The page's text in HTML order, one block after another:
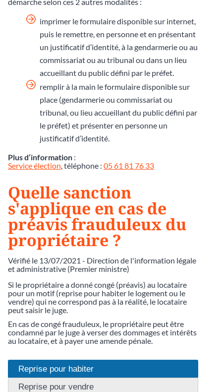
imprimer le formulaire disponible sur internet,
puis le remettre, en personne et en présentant
un justificatif d’identité, à la gendarmerie ou au
commissariat ou au tribunal ou dans un lieu
accueillant du public défini par le préfet.
remplir à la main le formulaire disponible sur
place (gendarmerie ou commissariat ou
tribunal, ou lieu accueillant du public défini par
le préfet) et présenter en personne un
justificatif d’identité.
Plus d’information :
Service élection , téléphone : 05 61 81 76 33
Quelle sanction
s'applique en cas de
préavis frauduleux du
propriétaire ?
Vérifié le 13/07/2021 - Direction de l'information légale
et administrative (Premier ministre)
Si le propriétaire a donné congé (préavis) au locataire
pour un motif (reprise pour habiter le logement ou le
vendre) qui ne correspond pas à la réalité, le locataire
peut saisir le juge.
En cas de congé frauduleux, le propriétaire peut être
condamné par le juge à verser des dommages et intérêts
au locataire, et à payer une amende pénale.
Reprise pour habiter
Reprise pour vendre